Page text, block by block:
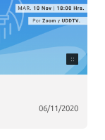
::
06/11/2020